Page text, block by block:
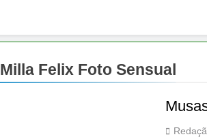
Milla Felix Foto Sensual